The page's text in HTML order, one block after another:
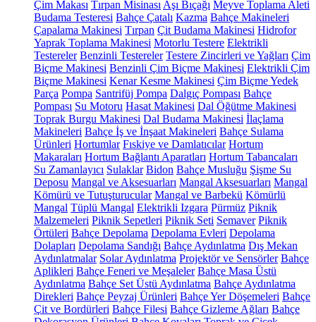
Çim Makası Tırpan Misinası Aşı Bıçağı Meyve Toplama Aleti
Budama Testeresi Bahçe Çatalı Kazma Bahçe Makineleri
Çapalama Makinesi Tırpan Çit Budama Makinesi Hidrofor
Yaprak Toplama Makinesi Motorlu Testere Elektrikli
Testereler Benzinli Testereler Testere Zincirleri ve Yağları Çim
Biçme Makinesi Benzinli Çim Biçme Makinesi Elektrikli Çim
Biçme Makinesi Kenar Kesme Makinesi Çim Biçme Yedek
Parça Pompa Santrifüj Pompa Dalgıç Pompası Bahçe
Pompası Su Motoru Hasat Makinesi Dal Öğütme Makinesi
Toprak Burgu Makinesi Dal Budama Makinesi İlaçlama
Makineleri Bahçe İş ve İnşaat Makineleri Bahçe Sulama
Ürünleri Hortumlar Fıskiye ve Damlatıcılar Hortum
Makaraları Hortum Bağlantı Aparatları Hortum Tabancaları
Su Zamanlayıcı Sulaklar Bidon Bahçe Musluğu Şişme Su
Deposu Mangal ve Aksesuarları Mangal Aksesuarları Mangal
Kömürü ve Tutuşturucular Mangal ve Barbekü Kömürlü
Mangal Tüplü Mangal Elektrikli Izgara Pürmüz Piknik
Malzemeleri Piknik Sepetleri Piknik Seti Semaver Piknik
Örtüleri Bahçe Depolama Depolama Evleri Depolama
Dolapları Depolama Sandığı Bahçe Aydınlatma Dış Mekan
Aydınlatmalar Solar Aydınlatma Projektör ve Sensörler Bahçe
Aplikleri Bahçe Feneri ve Meşaleler Bahçe Masa Üstü
Aydınlatma Bahçe Set Üstü Aydınlatma Bahçe Aydınlatma
Direkleri Bahçe Peyzaj Ürünleri Bahçe Yer Döşemeleri Bahçe
Çit ve Bordürleri Bahçe Filesi Bahçe Gizleme Ağları Bahçe